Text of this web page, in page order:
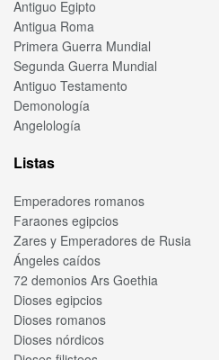
Antiguo Egipto
Antigua Roma
Primera Guerra Mundial
Segunda Guerra Mundial
Antiguo Testamento
Demonología
Angelología
Listas
Emperadores romanos
Faraones egipcios
Zares y Emperadores de Rusia
Ángeles caídos
72 demonios Ars Goethia
Dioses egipcios
Dioses romanos
Dioses nórdicos